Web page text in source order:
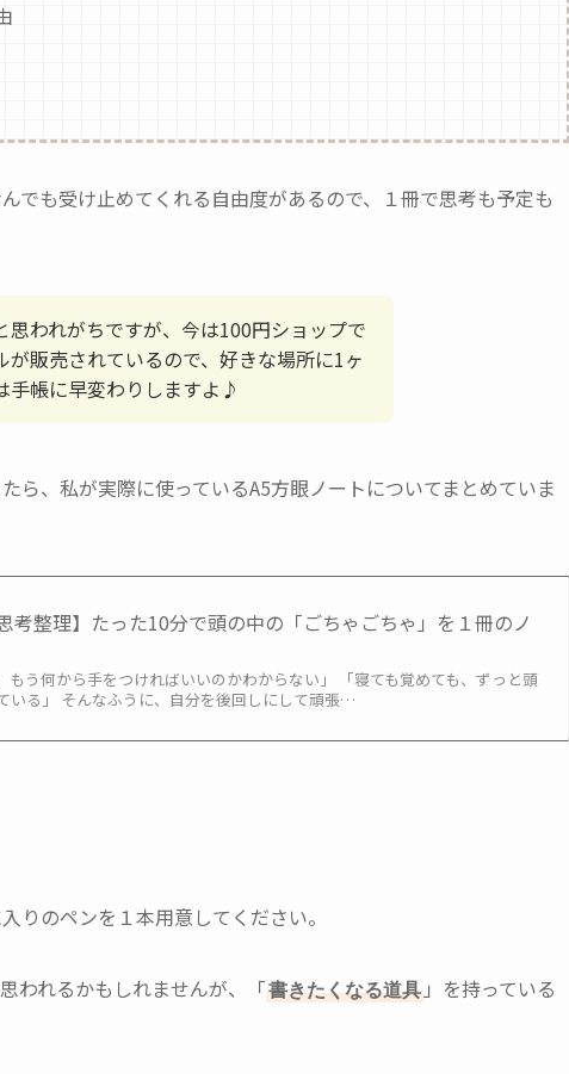
でも受け止めてくれる自由度があるので、１冊で思考も予定も
われがちですが、今は100円ショップで
販売されているので、好きな場所に1ヶ
手帳に早変わりしますよ♪
ら、私が実際に使っているA5方眼ノートについてまとめていま
考整理】たった10分で頭の中の「ごちゃごちゃ」を１冊のノ
もう何から手をつければいいのかわからない」 「寝ても覚めても、ずっと頭
いる」 そんなふうに、自分を後回しにして頑張…
りのペンを１本用意してください。
われるかもしれませんが、「書きたくなる道具 」を持っている